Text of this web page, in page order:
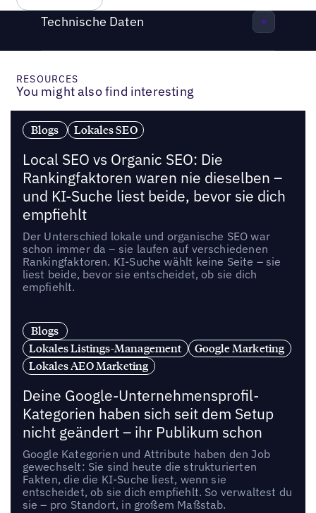
Technische Daten
RESOURCES
You might also find interesting
Blogs Lokales SEO
Local SEO vs Organic SEO: Die
Rankingfaktoren waren nie dieselben –
und KI-Suche liest beide, bevor sie dich
empfiehlt
Der Unterschied lokale und organische SEO war
schon immer da – sie laufen auf verschiedenen
Rankingfaktoren. KI-Suche wählt keine Seite – sie
liest beide, bevor sie entscheidet, ob sie dich
empfiehlt.
Blogs
Lokales Listings-Management
Google Marketing
Lokales AEO Marketing
Deine Google-Unternehmensprofil-
Kategorien haben sich seit dem Setup
nicht geändert – ihr Publikum schon
Google Kategorien und Attribute haben den Job
gewechselt: Sie sind heute die strukturierten
Fakten, die die KI-Suche liest, wenn sie
entscheidet, ob sie dich empfiehlt. So verwaltest du
sie – pro Standort, in großem Maßstab.